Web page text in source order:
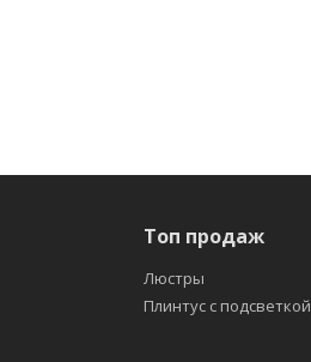
Топ продаж
Люстры
Плинтус с подсветкой